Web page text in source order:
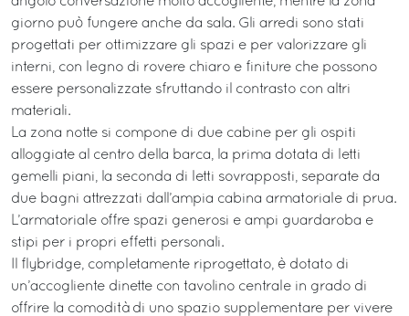
giorno può fungere anche da sala. Gli arredi sono stati
progettati per ottimizzare gli spazi e per valorizzare gli
interni, con legno di rovere chiaro e finiture che possono
essere personalizzate sfruttando il contrasto con altri
materiali.
La zona notte si compone di due cabine per gli ospiti
alloggiate al centro della barca, la prima dotata di letti
gemelli piani, la seconda di letti sovrapposti, separate da
due bagni attrezzati dall’ampia cabina armatoriale di prua.
L’armatoriale offre spazi generosi e ampi guardaroba e
stipi per i propri effetti personali.
Il flybridge, completamente riprogettato, è dotato di
un’accogliente dinette con tavolino centrale in grado di
offrire la comodità di uno spazio supplementare per vivere